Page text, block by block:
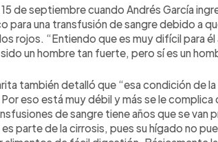
15 de septiembre cuando Andrés García
para una transfusión de sangre debido a
rojos. “Entiendo que es muy difícil para
un hombre tan fuerte, pero sí es un
también detalló que “esa condición de
eso está muy débil y más se le
de sangre tiene años que se van
parte de la cirrosis, pues su hígado no